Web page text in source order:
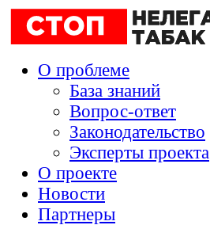
О проблеме
База знаний
Вопрос-ответ
Законодательство
Эксперты проекта
О проекте
Новости
Партнеры